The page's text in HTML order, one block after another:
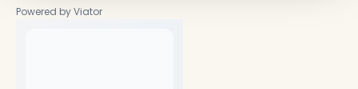
Powered by Viator